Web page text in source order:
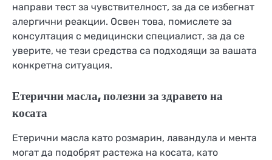
направи тест за чувствителност, за да се избегнат
алергични реакции. Освен това, помислете за
консултация с медицински специалист, за да се
уверите, че тези средства са подходящи за вашата
конкретна ситуация.
Етерични масла, полезни за здравето на
косата
Етерични масла като розмарин, лавандула и мента
могат да подобрят растежа на косата, като